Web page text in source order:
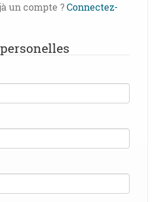
un compte ?Connectez-